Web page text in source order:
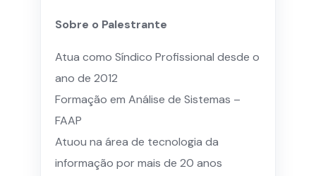
Sobre o Palestrante
Atua como Síndico Profissional desde o
ano de 2012
Formação em Análise de Sistemas –
FAAP
Atuou na área de tecnologia da
informação por mais de 20 anos